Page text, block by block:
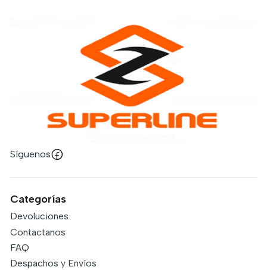
Síguenos
Categorías
Devoluciones
Contactanos
FAQ
Despachos y Envíos